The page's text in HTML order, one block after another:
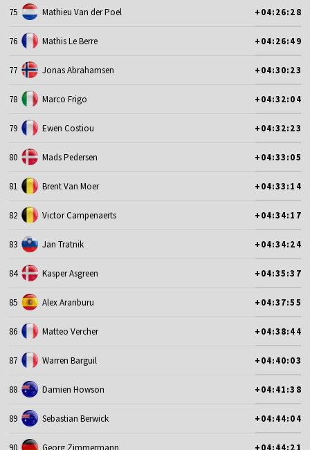
75 Mathieu Van der Poel +04:26:28
76 Mathis Le Berre +04:26:49
77 Jonas Abrahamsen +04:30:23
78 Marco Frigo +04:32:04
79 Ewen Costiou +04:32:23
80 Mads Pedersen +04:33:05
81 Brent Van Moer +04:33:14
82 Victor Campenaerts +04:34:17
83 Jan Tratnik +04:34:24
84 Kasper Asgreen +04:35:37
85 Alex Aranburu +04:37:55
86 Matteo Vercher +04:38:44
87 Warren Barguil +04:40:03
88 Damien Howson +04:41:38
89 Sebastian Berwick +04:44:04
90 Georg Zimmermann +04:44:21